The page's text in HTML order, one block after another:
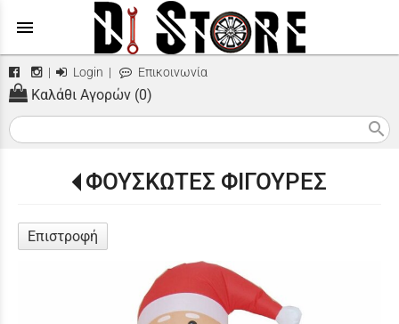
menu
| Login | Επικοινωνία
Καλάθι Αγορών (0)
search
ΦΟΥΣΚΩΤΕΣ ΦΙΓΟΥΡΕΣ
Επιστροφή